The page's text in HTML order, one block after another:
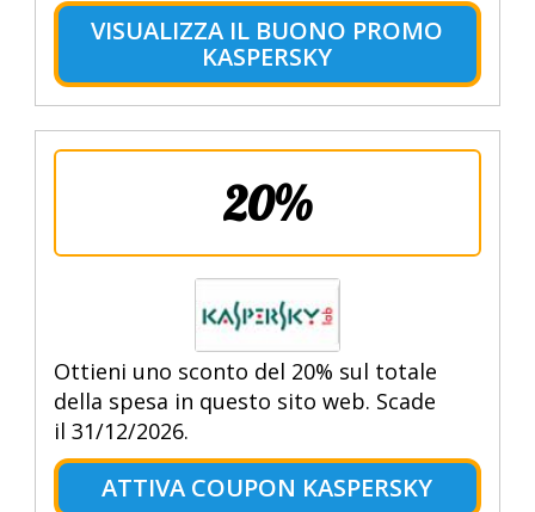
VISUALIZZA IL BUONO PROMO
KASPERSKY
20%
Ottieni uno sconto del 20% sul totale
della spesa in questo sito web. Scade
il 31/12/2026.
ATTIVA COUPON KASPERSKY